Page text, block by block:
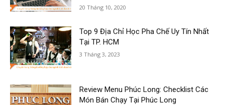
20 Tháng 10, 2020
Top 9 Địa Chỉ Học Pha Chế Uy Tín Nhất
Tại TP. HCM
3 Tháng 3, 2023
Review Menu Phúc Long: Checklist Các
Món Bán Chạy Tại Phúc Long